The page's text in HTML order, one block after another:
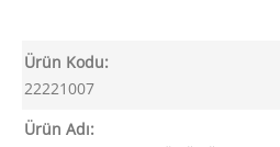
Ürün Kodu:
22221007
Ürün Adı: